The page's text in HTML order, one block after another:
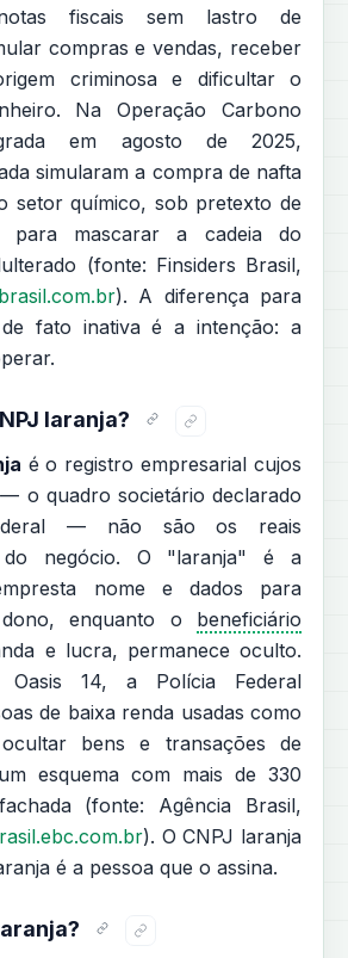
fiscais sem lastro de
compras e vendas, receber
criminosa e dificultar o
Na Operação Carbono
em agosto de 2025,
simularam a compra de nafta
setor químico, sob pretexto de
para mascarar a cadeia do
(fonte: Finsiders Brasil,
). A diferença para
fato inativa é a intenção: a
laranja?
é o registro empresarial cujos
o quadro societário declarado
— não são os reais
do negócio. O "laranja" é a
nome e dados para
enquanto o beneficiário
e lucra, permanece oculto.
Oasis 14, a Polícia Federal
de baixa renda usadas como
bens e transações de
esquema com mais de 330
(fonte: Agência Brasil,
). O CNPJ laranja
é a pessoa que o assina.